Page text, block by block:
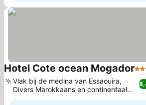
Hotel Cote ocean Mogador4
Vlak bij de medina van Essaouira,
Divers Marokkaans en continentaal
ontbijt